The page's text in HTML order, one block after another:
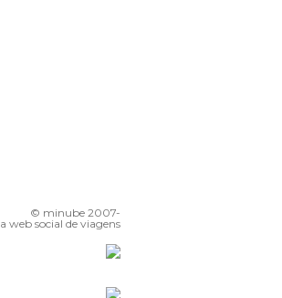
© minube 2007-
a web social de viagens